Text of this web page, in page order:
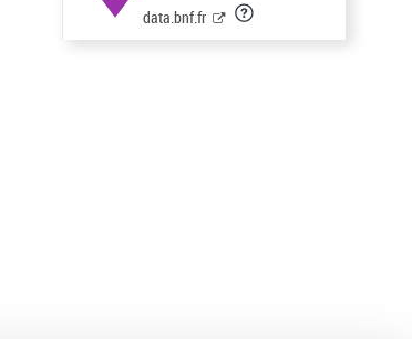
data.bnf.fr